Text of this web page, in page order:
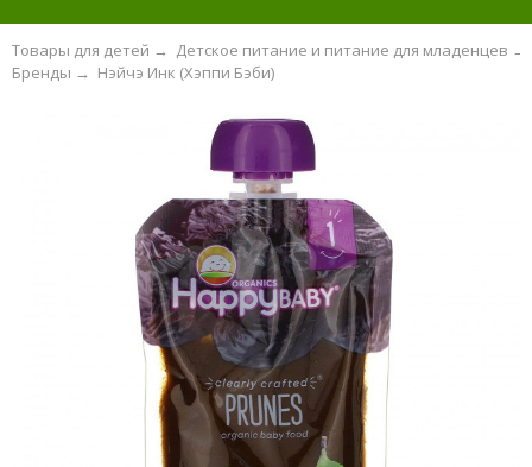
Товары для детей → Детское питание и питание для младенцев →
Нэйчэ Инк (Хэппи Бэби)
Бренды →